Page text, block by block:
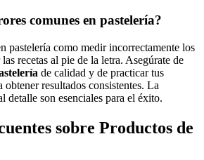
comunes en pastelería?
pastelería como medir incorrectamente los
recetas al pie de la letra. Asegúrate de
de calidad y de practicar tus
obtener resultados consistentes. La
detalle son esenciales para el éxito.
sobre Productos de